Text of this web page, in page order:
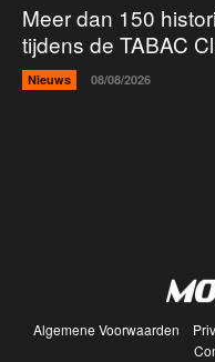
Meer dan 150
tijdens de TABAC
Nieuws 08/08/2026
Algemene Voorwaarden